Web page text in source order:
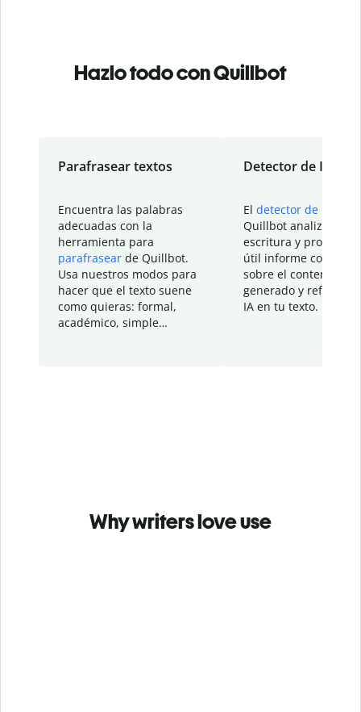
Hazlo todo con Quillbot
Parafrasear textos
Encuentra las palabras
adecuadas con la
herramienta para
parafrasear de Quillbot.
Usa nuestros modos para
hacer que el texto suene
como quieras: formal,
académico, simple…
Detector de IA
El detector de IA
Quillbot analiza tu
escritura y
útil informe con
sobre el contenido
generado y refinado
IA en tu texto.
Why writers love use